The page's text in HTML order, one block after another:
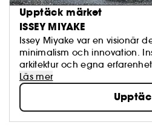
Upptäck märket
ISSEY MIYAKE
Issey Miyake var en visionär
minimalism och innovation.
arkitektur och egna
tradition och avantgarde,
hantverk och modern teknik.
som i doft – bär oväntade,
twistar. Issey Miyake Parfums
återskapa bandet till naturen
Läs mer